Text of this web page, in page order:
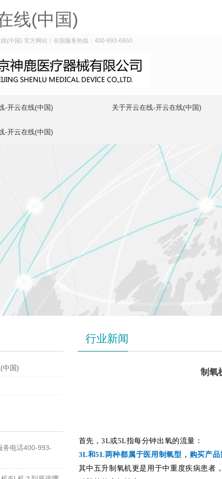
线(中国)
(中国) 官方网站！全国服务热线：400-993-6860
-开云在线(中国) 关于开云在线-开云在线(中国)
-开云在线(中国)
行业新闻
制氧
首先，3L或5L指每分钟出氧的流量：
3L和5L两种都属于医用制氧型，购买产品
其中五升制氧机更是用于中重度疾病患者
中国)
务电话400-993-